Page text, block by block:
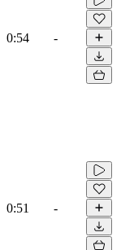
0:54 -
0:51 -